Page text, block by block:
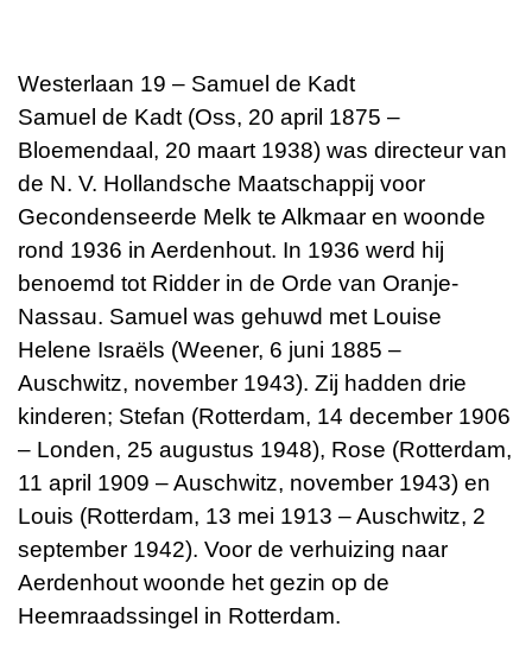
Westerlaan 19 – Samuel de Kadt
Samuel de Kadt (Oss, 20 april 1875 –
Bloemendaal, 20 maart 1938) was directeur van
de N. V. Hollandsche Maatschappij voor
Gecondenseerde Melk te Alkmaar en woonde
rond 1936 in Aerdenhout. In 1936 werd hij
benoemd tot Ridder in de Orde van Oranje-
Nassau. Samuel was gehuwd met Louise
Helene Israëls (Weener, 6 juni 1885 –
Auschwitz, november 1943). Zij hadden drie
kinderen; Stefan (Rotterdam, 14 december 1906
– Londen, 25 augustus 1948), Rose (Rotterdam,
11 april 1909 – Auschwitz, november 1943) en
Louis (Rotterdam, 13 mei 1913 – Auschwitz, 2
september 1942). Voor de verhuizing naar
Aerdenhout woonde het gezin op de
Heemraadssingel in Rotterdam.